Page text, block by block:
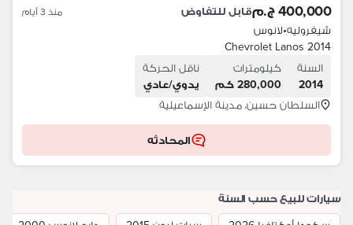
400,000 ج.م قابل للتفاوض منذ 3 أيام
شيفروليه•لانوس
Chevrolet Lanos 2014
السنة
2014
كيلومترات
280,000 كم
ناقل الحركة
يدوي/عادي
السلطان حسين، مدينة الإسماعيلية
المحادثه
سيارات للبيع حسب السنة